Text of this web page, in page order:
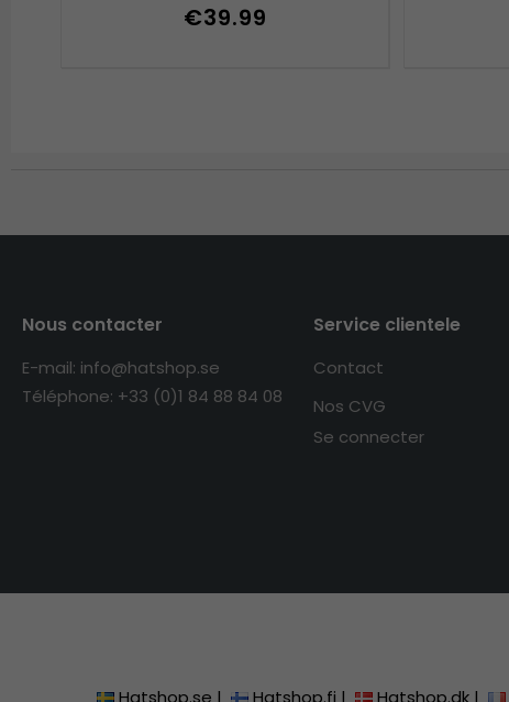
€39.99
Nous contacter
E-mail: info@hatshop.se
Téléphone: +33 (0)1 84 88 84 08
Service clientele
Contact
Nos CVG
Se connecter
Hatshop.se | Hatshop.fi | Hatshop.dk |